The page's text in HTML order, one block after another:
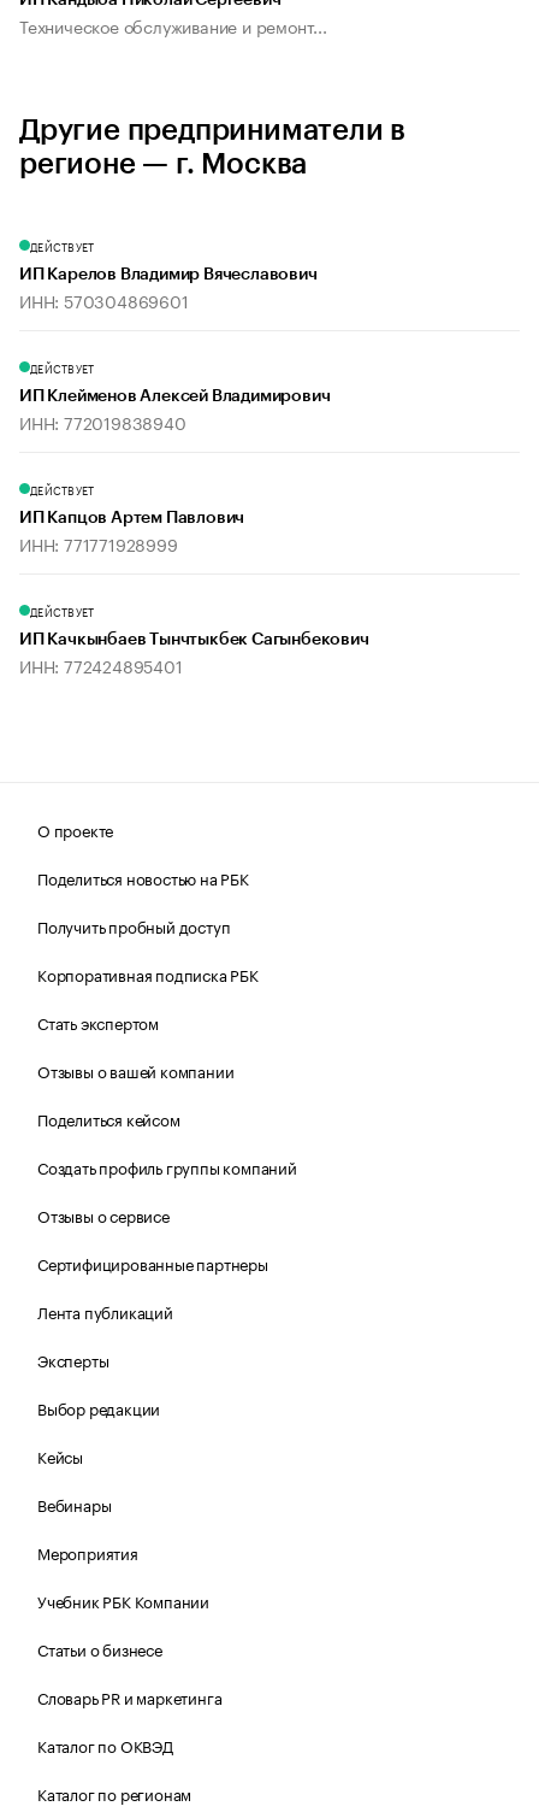
Техническое обслуживание и ремонт...
Другие предприниматели в
регионе — г. Москва
ДЕЙСТВУЕТ
ИП Карелов Владимир Вячеславович
ИНН: 570304869601
ДЕЙСТВУЕТ
ИП Клейменов Алексей Владимирович
ИНН: 772019838940
ДЕЙСТВУЕТ
ИП Капцов Артем Павлович
ИНН: 771771928999
ДЕЙСТВУЕТ
ИП Качкынбаев Тынчтыкбек Сагынбекович
ИНН: 772424895401
О проекте
Поделиться новостью на РБК
Получить пробный доступ
Корпоративная подписка РБК
Стать экспертом
Отзывы о вашей компании
Поделиться кейсом
Создать профиль группы компаний
Отзывы о сервисе
Сертифицированные партнеры
Лента публикаций
Эксперты
Выбор редакции
Кейсы
Вебинары
Мероприятия
Учебник РБК Компании
Статьи о бизнесе
Словарь PR и маркетинга
Каталог по ОКВЭД
Каталог по регионам